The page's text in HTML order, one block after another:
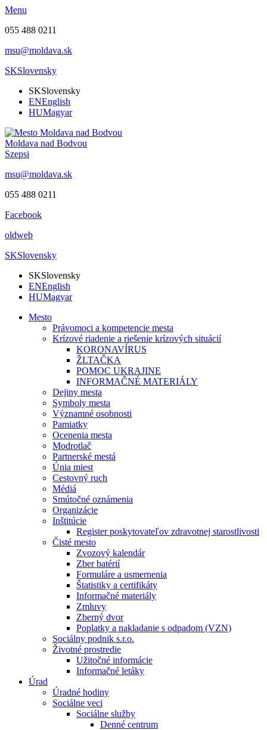
Menu
055 488 0211
msu@moldava.sk
SKSlovensky
SKSlovensky
ENEnglish
HUMagyar
Moldava nad Bodvou
Szepsi
msu@moldava.sk
055 488 0211
Facebook
oldweb
SKSlovensky
SKSlovensky
ENEnglish
HUMagyar
Mesto
Právomoci a kompetencie mesta
Krízové riadenie a riešenie krízových situácií
KORONAVÍRUS
ŽLTAČKA
POMOC UKRAJINE
INFORMAČNÉ MATERIÁLY
Dejiny mesta
Symboly mesta
Významné osobnosti
Pamiatky
Ocenenia mesta
Modrotlač
Partnerské mestá
Únia miest
Cestovný ruch
Médiá
Smútočné oznámenia
Organizácie
Inštitúcie
Register poskytovateľov zdravotnej starostlivosti
Čisté mesto
Zvozový kalendár
Zber batérií
Formuláre a usmernenia
Štatistiky a certifikáty
Informačné materiály
Zmluvy
Zberný dvor
Poplatky a nakladanie s odpadom (VZN)
Sociálny podnik s.r.o.
Životné prostredie
Užitočné informácie
Informačné letáky
Úrad
Úradné hodiny
Sociálne veci
Sociálne služby
Denné centrum